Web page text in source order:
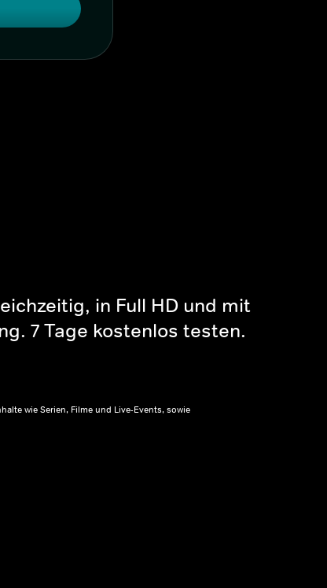
in Full HD und mit
7 Tage kostenlos testen.
wie Serien, Filme und Live-Events, sowie